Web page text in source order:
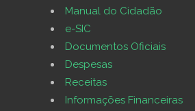
Manual do Cidadão
e-SIC
Documentos Oficiais
Despesas
Receitas
Informações Financeiras